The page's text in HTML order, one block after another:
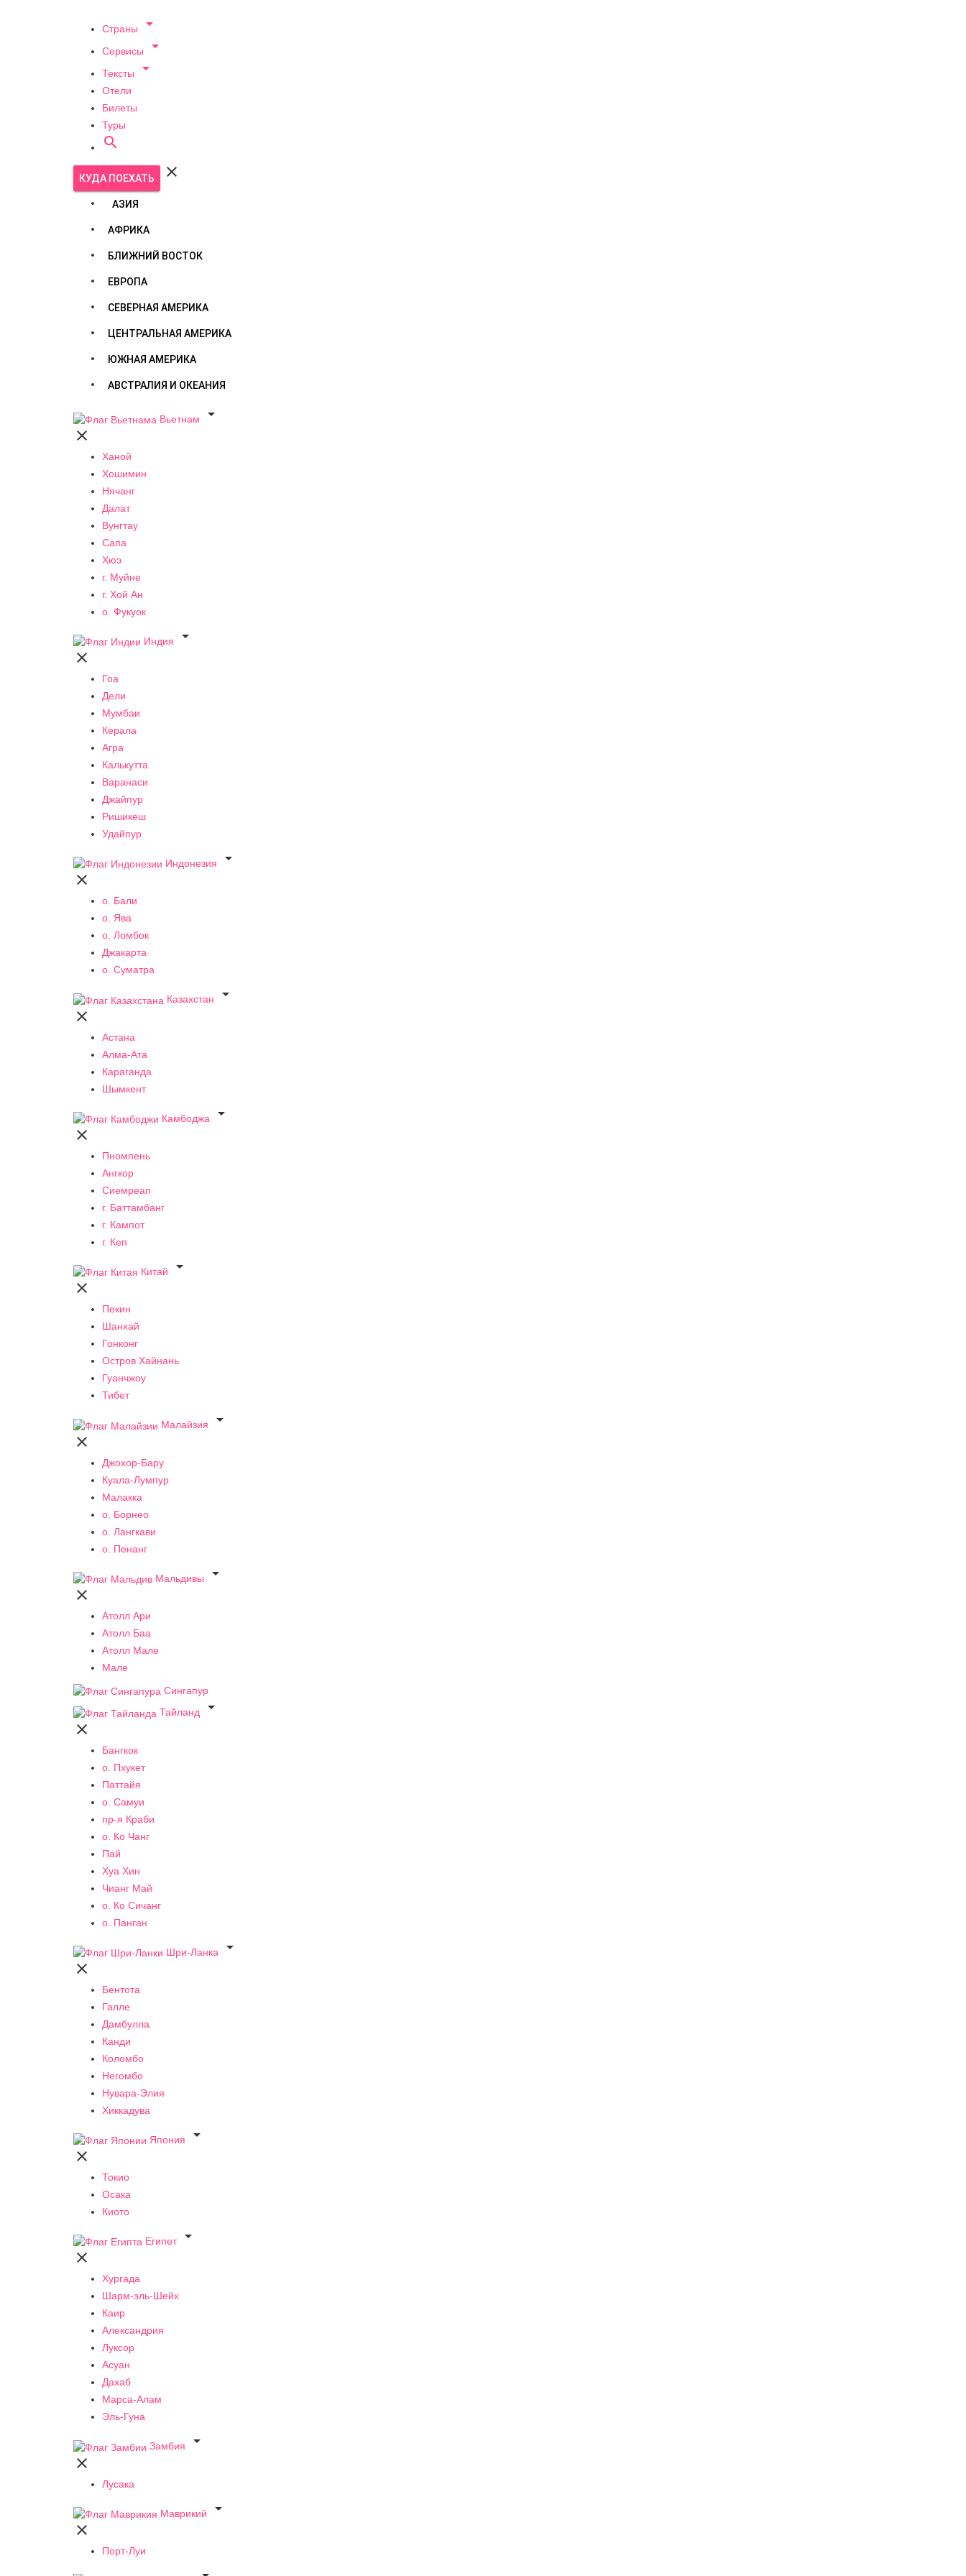
Страны 
Сервисы 
Тексты 
Отели
Билеты
Туры

КУДА ПОЕХАТЬ 
АЗИЯ
АФРИКА
БЛИЖНИЙ ВОСТОК
ЕВРОПА
СЕВЕРНАЯ АМЕРИКА
ЦЕНТРАЛЬНАЯ АМЕРИКА
ЮЖНАЯ АМЕРИКА
АВСТРАЛИЯ И ОКЕАНИЯ
Вьетнам


Ханой
Хошимин
Нячанг
Далат
Вунгтау
Сапа
Хюэ
г. Муйне
г. Хой Ан
о. Фукуок
Индия


Гоа
Дели
Мумбаи
Керала
Агра
Калькутта
Варанаси
Джайпур
Ришикеш
Удайпур
Индонезия


о. Бали
о. Ява
о. Ломбок
Джакарта
о. Суматра
Казахстан


Астана
Алма-Ата
Караганда
Шымкент
Камбоджа


Пномпень
Ангкор
Сиемреап
г. Баттамбанг
г. Кампот
г. Кеп
Китай


Пекин
Шанхай
Гонконг
Остров Хайнань
Гуанчжоу
Тибет
Малайзия


Джохор-Бару
Куала-Лумпур
Малакка
о. Борнео
о. Лангкави
о. Пенанг
Мальдивы


Атолл Ари
Атолл Баа
Атолл Мале
Мале
Сингапур
Тайланд


Бангкок
о. Пхукет
Паттайя
о. Самуи
пр-я Краби
о. Ко Чанг
Пай
Хуа Хин
Чианг Май
о. Ко Сичанг
о. Панган
Шри-Ланка


Бентота
Галле
Дамбулла
Канди
Коломбо
Негомбо
Нувара-Элия
Хиккадува
Япония


Токио
Осака
Киото
Египет


Хургада
Шарм-эль-Шейх
Каир
Александрия
Луксор
Асуан
Дахаб
Марса-Алам
Эль-Гуна
Замбия


Лусака
Маврикий


Порт-Луи